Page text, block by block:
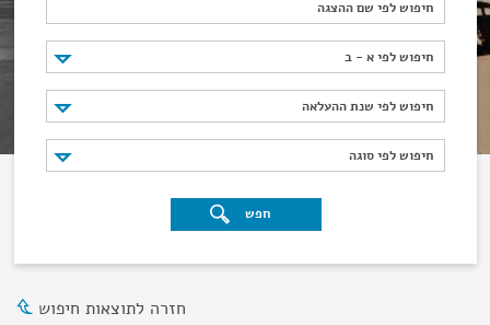
חיפוש לפי א - ב
חיפוש לפי א - ב
חיפוש לפי שנת ההעלאה
חיפוש לפי שנת ההעלאה
חיפוש לפי סוגה
חיפוש לפי סוגה
חפש
חזרה לתוצאות חיפוש